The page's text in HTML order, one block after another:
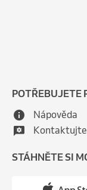
POTŘEBUJETE
Nápověda
Kontaktujte
STÁHNĚTE SI